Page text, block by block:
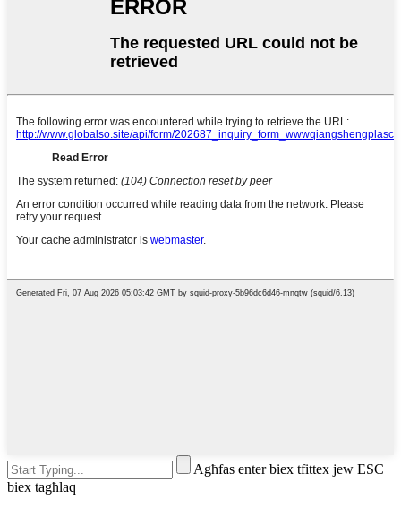
Agħfas enter biex tfittex jew ESC
biex tagħlaq